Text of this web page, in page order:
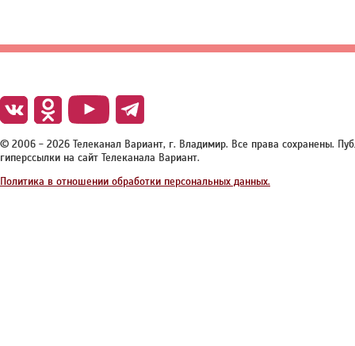
© 2006 - 2026 Телеканал Вариант, г. Владимир. Все права сохранены.
гиперссылки на сайт Телеканала Вариант.
Политика в отношении обработки персональных данных.